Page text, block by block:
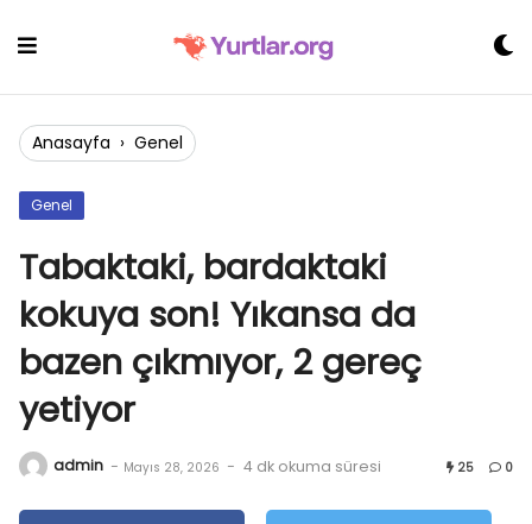
Anasayfa › Genel
Genel
Tabaktaki, bardaktaki
kokuya son! Yıkansa da
bazen çıkmıyor, 2 gereç
yetiyor
admin - Mayıs 28, 2026 - 4 dk okuma süresi 25 0